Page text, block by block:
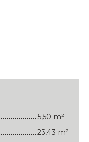
5,50 m²
23,43 m²